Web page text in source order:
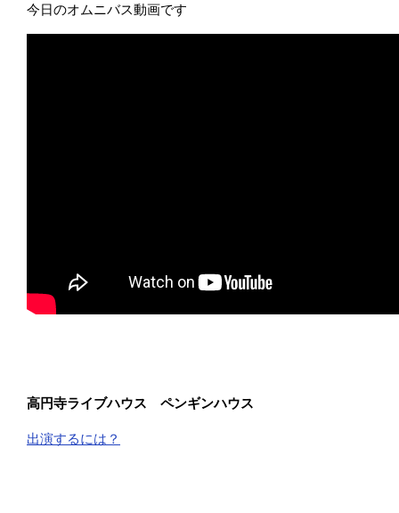
今日のオムニバス動画です
高円寺ライブハウス ペンギンハウス
出演するには？